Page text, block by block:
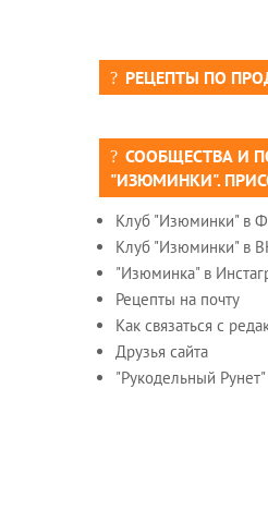
РЕЦЕПТЫ ПО
СООБЩЕСТВА И
"ИЗЮМИНКИ".
Клуб "Изюминки" в
Клуб "Изюминки" в
"Изюминка" в
Рецепты на почту
Как связаться с
Друзья сайта
"Рукодельный Рунет"